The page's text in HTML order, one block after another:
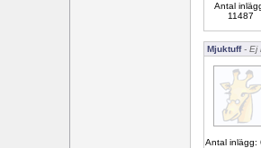
Antal
11487
Mjuktuff- Ej
Antal inlägg: